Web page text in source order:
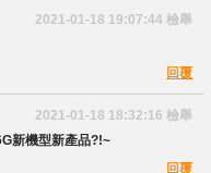
2021-01-18 19:07:44 檢舉
回覆
2021-01-18 18:32:16 檢舉
新機型新產品?!~
回覆